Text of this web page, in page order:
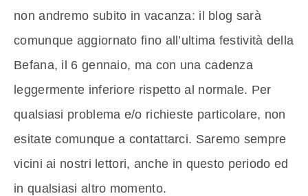
non andremo subito in vacanza: il blog sarà
comunque aggiornato fino all’ultima festività della
Befana, il 6 gennaio, ma con una cadenza
leggermente inferiore rispetto al normale. Per
qualsiasi problema e/o richieste particolare, non
esitate comunque a contattarci. Saremo sempre
vicini ai nostri lettori, anche in questo periodo ed
in qualsiasi altro momento.